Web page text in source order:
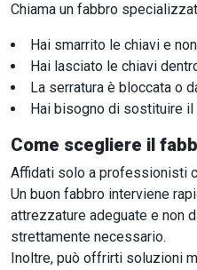
Chiama un fabbro
Hai smarrito le chiavi e
Hai lasciato le chiavi
La serratura è bloccata o
Hai bisogno di sostituire il
Come scegliere il
Affidati solo a professionisti
Un buon fabbro interviene
attrezzature adeguate e non
strettamente necessario.
Inoltre, può offrirti soluzioni